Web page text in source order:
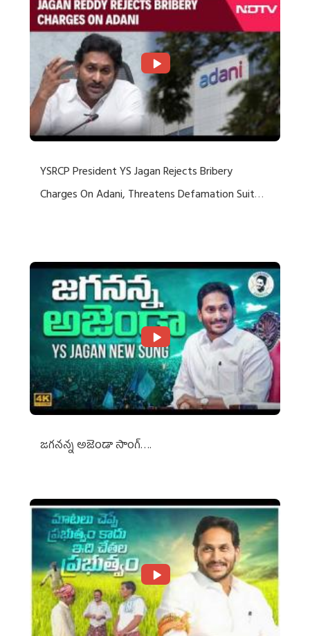
YSRCP President YS Jagan Rejects Bribery
Charges On Adani, Threatens Defamation Suit
జగనన్న అజెండా సాంగ్….